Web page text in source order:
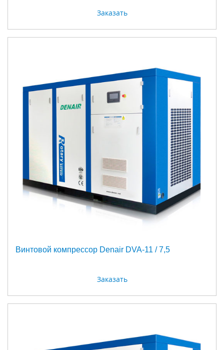
Заказать
Винтовой компрессор Denair DVA-11 / 7,5
Заказать